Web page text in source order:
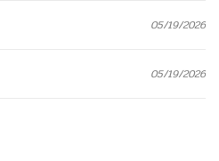
05/19/2026
05/19/2026